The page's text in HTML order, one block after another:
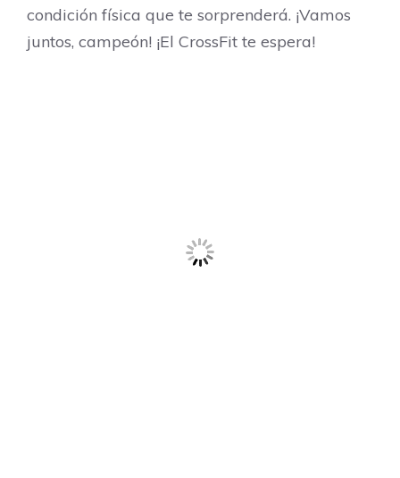
condición física que te sorprenderá. ¡Vamos
juntos, campeón! ¡El CrossFit te espera!